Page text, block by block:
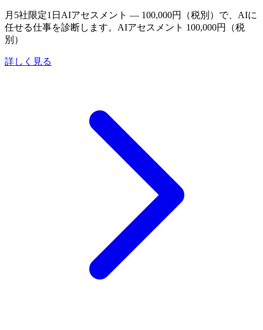
月5社限定1日AIアセスメント — 100,000円（税別）で、AIに
任せる仕事を診断します。 AIアセスメント 100,000円（税
別）
詳しく見る